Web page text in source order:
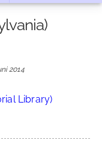
2014
Library)